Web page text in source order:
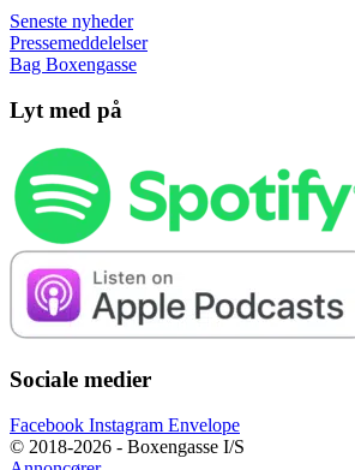
Seneste nyheder
Pressemeddelelser
Bag Boxengasse
Lyt med på
Sociale medier
Facebook Instagram Envelope
© 2018-2026 - Boxengasse I/S